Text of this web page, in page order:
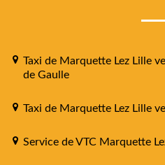
Taxi de Marquette Lez Lille
de Gaulle
Taxi de Marquette Lez Lille
Service de VTC Marquette